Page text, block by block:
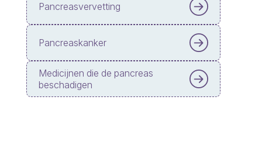
Pancreasvervetting
Pancreaskanker
Medicijnen die de pancreas
beschadigen